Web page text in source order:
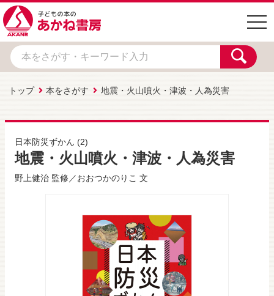
トップ 本をさがす 地震・火山噴火・津波・人為災害
日本防災ずかん (2)
地震・火山噴火・津波・人為災害
野上健治 監修／おおつかのりこ 文